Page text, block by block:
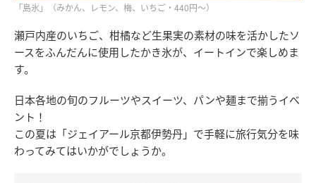
「島氷」（みかん、レモン、梅、いちご・440円～）
瀬戸内産のいちご、柑橘など生果実の素材の味を活かしたソ
ースをふんだんに使用したかき氷が、イートインで楽しめま
す。
日本各地の旬のフルーツやスイーツ、パンや麺まで揃うイベ
ント！
この夏は「ジェイアール京都伊勢丹」で手軽に旅行気分を味
わってみてはいかがでしょうか。